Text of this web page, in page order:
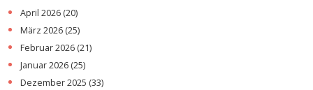
April 2026 (20)
März 2026 (25)
Februar 2026 (21)
Januar 2026 (25)
Dezember 2025 (33)